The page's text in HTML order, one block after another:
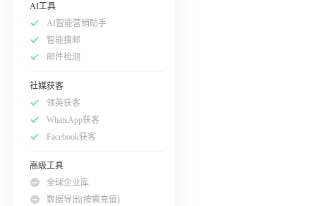
AI工具
AI智能营销助手
智能搜邮
邮件检测
社媒获客
领英获客
WhatsApp获客
Facebook获客
高级工具
全球企业库
数据导出(按需充值)